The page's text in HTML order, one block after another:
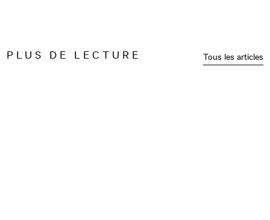
PLUS DE LECTURE Tous les articles